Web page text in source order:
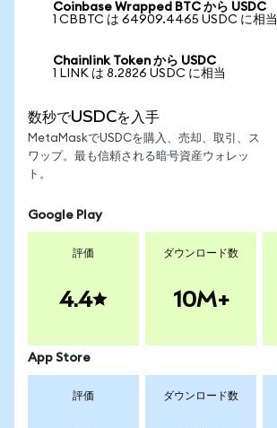
Coinbase Wrapped BTC から USDC
1 CBBTC は 64909.4465 USDC に相当
Chainlink Token から USDC
1 LINK は 8.2826 USDC に相当
数秒でUSDCを入手
MetaMaskでUSDCを購入、売却、取引、ス
ワップ。最も信頼される暗号資産ウォレッ
ト。
Google Play
評価
4.4
ダウンロード数
10M+
App Store
評価 ダウンロード数